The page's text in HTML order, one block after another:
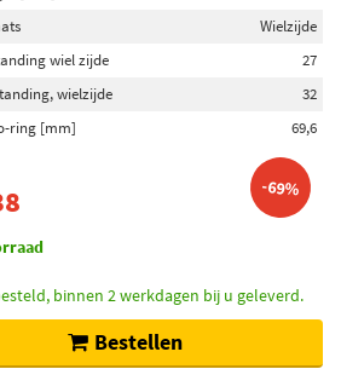
Wielzijde
wiel zijde
27
wielzijde
32
ring [mm]
69,6
-69%
binnen 2 werkdagen bij u geleverd.
Bestellen